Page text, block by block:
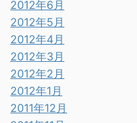
2012年6月
2012年5月
2012年4月
2012年3月
2012年2月
2012年1月
2011年12月